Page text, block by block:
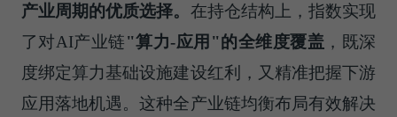
产业周期的优质选择。 在持仓结构上，指数实现
了对AI产业链"算力-应用"的全维度覆盖 ，既深
度绑定算力基础设施建设红利，又精准把握下游
应用落地机遇。这种全产业链均衡布局有效解决